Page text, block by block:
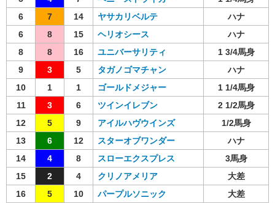
6
7 14 ヤサカリベルテ
ハナ
6
8 15 ヘリオシース
ハナ
8
8 16 ユニバーサリティ
1 3/4馬身
9
3 5 タガノゴマチャン
ハナ
10
1 1 ゴールドメジャー
1 1/4馬身
11
3 6 ツインイレブン
2 1/2馬身
12
5 9 アイルハヴウインズ
1/2馬身
13
6 12 スターオブワンダー
ハナ
14
4 8 スローエクスプレス
3馬身
15
2 4 クリノアメリア
大差
16
5 10 パープルソニック 大差